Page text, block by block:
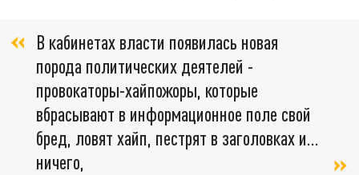
В кабинетах власти появилась новая
порода политических деятелей -
провокаторы-хайпожоры, которые
вбрасывают в информационное поле свой
бред, ловят хайп, пестрят в заголовках и…
ничего,